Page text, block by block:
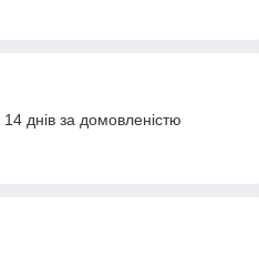
днів за домовленістю